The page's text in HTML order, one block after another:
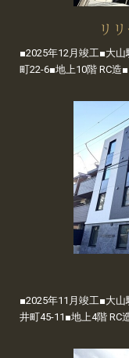
リ
■2025年12月竣工■大
町22-6■地上10階 RC造
■2025年11月竣工■大
井町45-11■地上4階 RC